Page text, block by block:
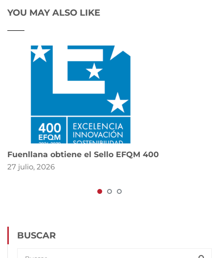
YOU MAY ALSO LIKE
Fuenllana obtiene el Sello EFQM 400
27 julio, 2026
BUSCAR